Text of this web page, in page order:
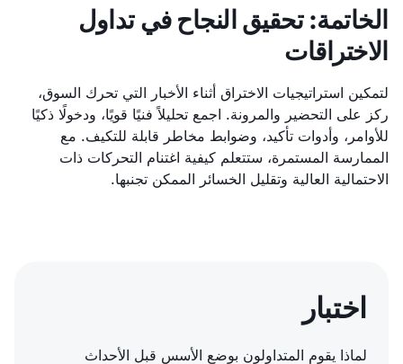
الخاتمة: تحقيق النجاح في تداول
الاختراقات
لتمكين استراتيجيات الاختراق أثناء الأخبار التي تحرك السوق،
ركز على التحضير والمرونة. اجمع تحليلاً فنيًا قويًا، ودخولًا ذكيًا
للأوامر، وأدوات تأكيد، وضوابط مخاطر قابلة للتكيف. مع
الممارسة المستمرة، ستتعلم كيفية اغتنام التحركات ذات
الاحتمالية العالية وتقليل الخسائر الممكن تجنبها.
اختبار
لماذا يقوم المتداولون بوضع الأسس قبل الأحداث